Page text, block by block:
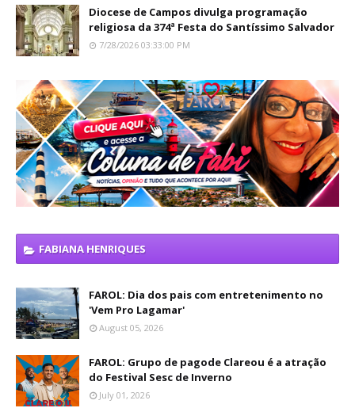
Diocese de Campos divulga programação
religiosa da 374ª Festa do Santíssimo Salvador
7/28/2026 03:33:00 PM
FABIANA HENRIQUES
FAROL: Dia dos pais com entretenimento no
'Vem Pro Lagamar'
August 05, 2026
FAROL: Grupo de pagode Clareou é a atração
do Festival Sesc de Inverno
July 01, 2026